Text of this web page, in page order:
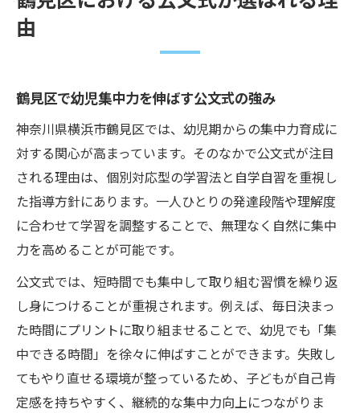
由
鶴見区で幼児集中力を伸ばす公文式の強み
神奈川県横浜市鶴見区では、幼児期からの集中力育成に
対する関心が高まっています。そのなかで公文式が注目
される理由は、個別対応型の学習法と自学自習を重視し
た指導方針にあります。一人ひとりの発達段階や理解度
に合わせて学習を調整することで、無理なく自然に集中
力を高めることが可能です。
公文式では、短時間でも集中して取り組む習慣を繰り返
し身につけることが重視されます。例えば、毎日決まっ
た時間にプリントに取り組ませることで、幼児でも「集
中できる時間」を徐々に伸ばすことができます。失敗し
てもやり直せる環境が整っているため、子どもが自己肯
定感を持ちやすく、継続的な集中力向上につながりま